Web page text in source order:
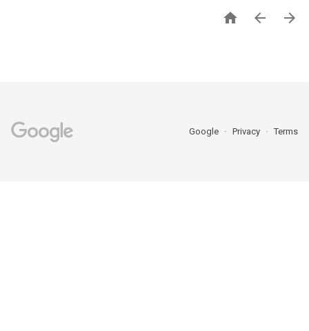
  
Google Privacy Terms